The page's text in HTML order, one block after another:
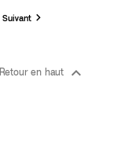
Suivant
Retour en haut 